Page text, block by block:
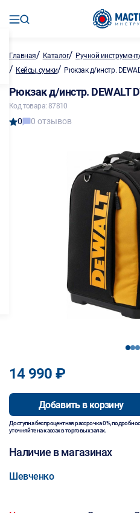
Главная/ Каталог/ Ручной инструмент
/ Кейсы, сумки/ Рюкзак д/инстр.
Рюкзак д/инстр. DEWALT
Код товара: 87810
0 0 отзывов
123
14 990 ₽
Добавить в корзину
Доступна беспроцентная рассрочка 0%,
уточняйте на кассах в торговых залах.
Наличие в магазинах
Шевченко